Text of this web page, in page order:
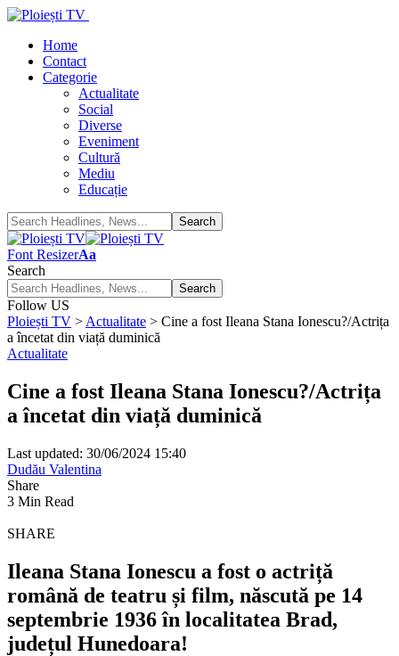
Home
Contact
Categorie
Actualitate
Social
Diverse
Eveniment
Cultură
Mediu
Educație
Font ResizerAa
Search
Follow US
Ploiești TV > Actualitate > Cine a fost Ileana Stana Ionescu?/Actrița
a încetat din viață duminică
Actualitate
Cine a fost Ileana Stana Ionescu?/Actrița
a încetat din viață duminică
Last updated: 30/06/2024 15:40
Dudău Valentina
Share
3 Min Read
SHARE
Ileana Stana Ionescu a fost o actriță
română de teatru și film, născută pe 14
septembrie 1936 în localitatea Brad,
județul Hunedoara!